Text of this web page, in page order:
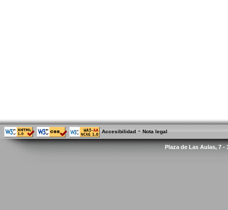
Accesibilidad - Nota legal
Plaza de Las Aulas, 7 -